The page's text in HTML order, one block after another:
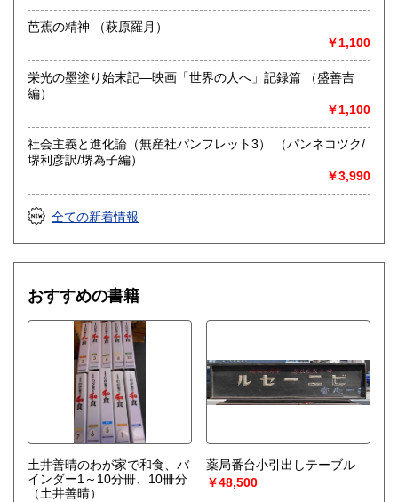
ご明記ない場合はお応えできないこともありますのであらか
じめご了承のほどをお願いします。
取り扱い分野
総記、近代文献、趣味、サブカルチャー、古書一般（その
芭蕉の精神 （萩原羅月）
￥1,100
栄光の墨塗り始末記―映画「世界の人へ」記録篇 （盛善吉
編）
￥1,100
社会主義と進化論（無産社パンフレット3） （パンネコツク/
堺利彦訳/堺為子編）
￥3,990
全ての新着情報
おすすめの書籍
土井善晴のわが家で和食、バ
インダー1～10分冊、10冊分
（土井善晴）
薬局番台小引出しテーブル
￥48,500